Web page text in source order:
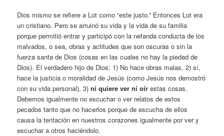
Dios mismo se refiere a Lot como “este justo.” Entonces Lot era
un cristiano. Pero se arruinó su vida y la vida de su familia
porque permitió entrar y participó con la nefanda conducta de los
malvados, o sea, obras y actitudes que son oscuras o sin la
fuerza santa de Dios (cosas en las cuales no hay la piedad de
Dios). El verdadero hijo de Dios: 1) No hace obras malas, 2) sí,
hace la justicia o moralidad de Jesús (como Jesús nos demostró
con su vida personal), 3)ni quiere ver ni oír estas cosas.
Debemos igualmente no escuchar o ver relatos de estos
pecados tanto que no hacerlos porque de escucha de ellos
causa la tentación en nuestros corazones igualmente por ver y
escuchar a otros haciéndolo.